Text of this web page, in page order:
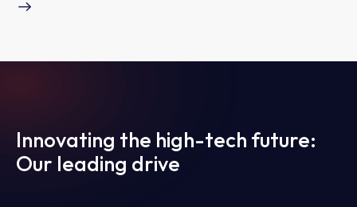
Innovating the high-tech future:
Our leading drive